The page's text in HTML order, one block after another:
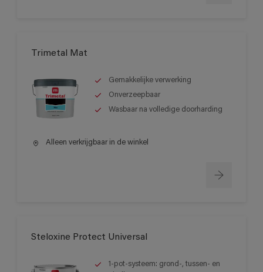
Trimetal Mat
Gemakkelijke verwerking
Onverzeepbaar
Wasbaar na volledige doorharding
Alleen verkrijgbaar in de winkel
Steloxine Protect Universal
1-pot-systeem: grond-, tussen- en